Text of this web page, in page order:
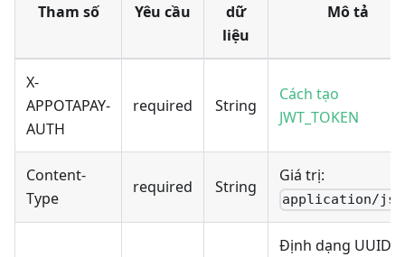
Tham số Yêu cầu
dữ
liệu
Mô tả
X-
APPOTAPAY-
AUTH
required String
Cách tạo
JWT_TOKEN
Content-
Type
required String
Giá trị:
application/
Định dạng